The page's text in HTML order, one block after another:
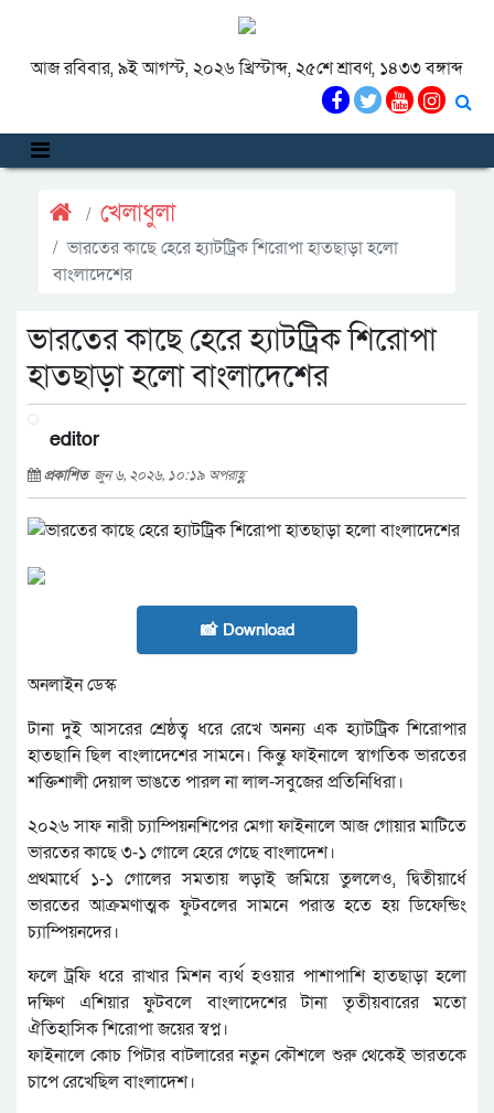
আজ রবিবার, ৯ই আগস্ট, ২০২৬ খ্রিস্টাব্দ, ২৫শে শ্রাবণ, ১৪৩৩ বঙ্গাব্দ
খেলাধুলা
ভারতের কাছে হেরে হ্যাটট্রিক শিরোপা হাতছাড়া হলো
বাংলাদেশের
ভারতের কাছে হেরে হ্যাটট্রিক শিরোপা
হাতছাড়া হলো বাংলাদেশের
editor
প্রকাশিত জুন ৬, ২০২৬, ১০:১৯ অপরাহ্ণ
📸 Download
অনলাইন ডেস্ক
টানা দুই আসরের শ্রেষ্ঠত্ব ধরে রেখে অনন্য এক হ্যাটট্রিক শিরোপার
হাতছানি ছিল বাংলাদেশের সামনে। কিন্তু ফাইনালে স্বাগতিক ভারতের
শক্তিশালী দেয়াল ভাঙতে পারল না লাল-সবুজের প্রতিনিধিরা।
২০২৬ সাফ নারী চ্যাম্পিয়নশিপের মেগা ফাইনালে আজ গোয়ার মাটিতে
ভারতের কাছে ৩-১ গোলে হেরে গেছে বাংলাদেশ।
প্রথমার্ধে ১-১ গোলের সমতায় লড়াই জমিয়ে তুললেও, দ্বিতীয়ার্ধে
ভারতের আক্রমণাত্মক ফুটবলের সামনে পরাস্ত হতে হয় ডিফেন্ডিং
চ্যাম্পিয়নদের।
ফলে ট্রফি ধরে রাখার মিশন ব্যর্থ হওয়ার পাশাপাশি হাতছাড়া হলো
দক্ষিণ এশিয়ার ফুটবলে বাংলাদেশের টানা তৃতীয়বারের মতো
ঐতিহাসিক শিরোপা জয়ের স্বপ্ন।
ফাইনালে কোচ পিটার বাটলারের নতুন কৌশলে শুরু থেকেই ভারতকে
চাপে রেখেছিল বাংলাদেশ।